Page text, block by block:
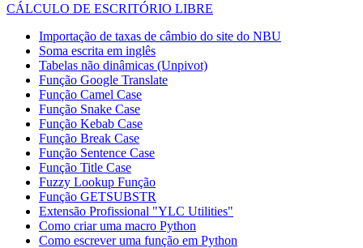
CÁLCULO DE ESCRITÓRIO LIBRE
Importação de taxas de câmbio do site do NBU
Soma escrita em inglês
Tabelas não dinâmicas (Unpivot)
Função Google Translate
Função Camel Case
Função Snake Case
Função Kebab Case
Função Break Case
Função Sentence Case
Função Title Case
Fuzzy Lookup Função
Função GETSUBSTR
Extensão Profissional "YLC Utilities"
Como criar uma macro Python
Como escrever uma função em Python